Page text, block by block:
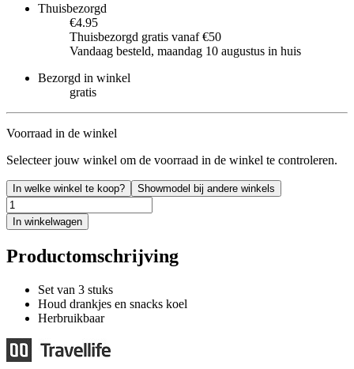
Thuisbezorgd
€4.95
Thuisbezorgd gratis vanaf €50
Vandaag besteld, maandag 10 augustus in huis
Bezorgd in winkel
gratis
Voorraad in de winkel
Selecteer jouw winkel om de voorraad in de winkel te controleren.
In welke winkel te koop? Showmodel bij andere winkels
In winkelwagen
Productomschrijving
Set van 3 stuks
Houd drankjes en snacks koel
Herbruikbaar